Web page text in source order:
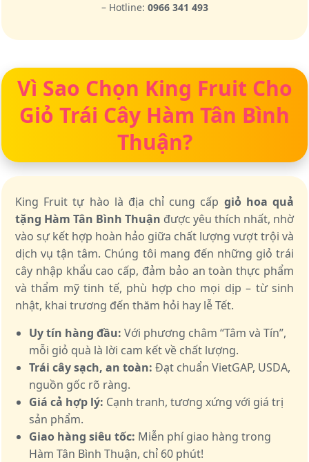
– Hotline: 0966 341 493
Vì Sao Chọn King Fruit Cho
Giỏ Trái Cây Hàm Tân Bình
Thuận?
King Fruit tự hào là địa chỉ cung cấp giỏ hoa quả
tặng Hàm Tân Bình Thuận được yêu thích nhất, nhờ
vào sự kết hợp hoàn hảo giữa chất lượng vượt trội và
dịch vụ tận tâm. Chúng tôi mang đến những giỏ trái
cây nhập khẩu cao cấp, đảm bảo an toàn thực phẩm
và thẩm mỹ tinh tế, phù hợp cho mọi dịp – từ sinh
nhật, khai trương đến thăm hỏi hay lễ Tết.
Uy tín hàng đầu: Với phương châm “Tâm và Tín”,
mỗi giỏ quà là lời cam kết về chất lượng.
Trái cây sạch, an toàn: Đạt chuẩn VietGAP, USDA,
nguồn gốc rõ ràng.
Giá cả hợp lý: Cạnh tranh, tương xứng với giá trị
sản phẩm.
Giao hàng siêu tốc: Miễn phí giao hàng trong
Hàm Tân Bình Thuận, chỉ 60 phút!